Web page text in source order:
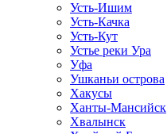
Усть-Ишим
Усть-Качка
Усть-Кут
Устье реки Ура
Уфа
Ушканьи острова
Хакусы
Ханты-Мансийск
Хвалынск